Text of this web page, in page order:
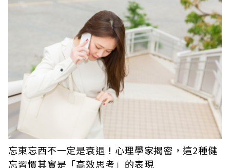
忘東忘西不一定是衰退！心理學家揭密，這2種健
忘習慣其實是「高效思考」的表現